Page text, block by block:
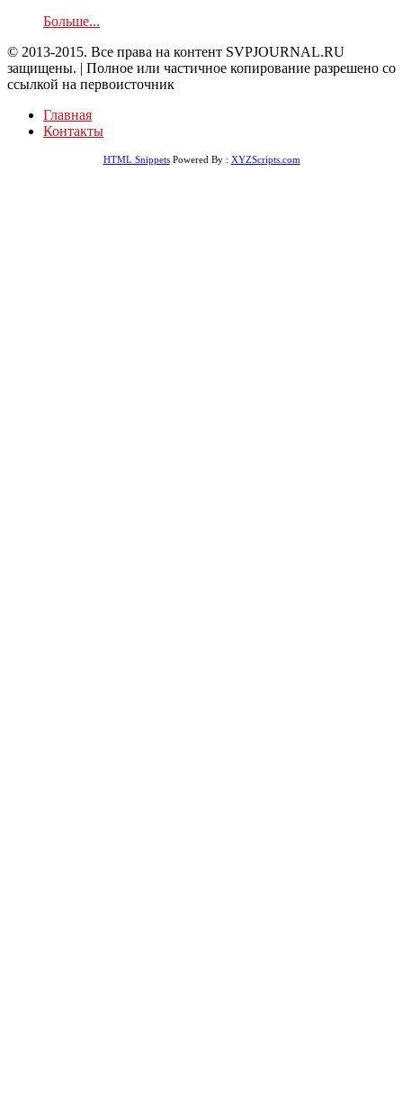
Больше...
© 2013-2015. Все права на контент SVPJOURNAL.RU
защищены. | Полное или частичное копирование разрешено со
ссылкой на первоисточник
Главная
Контакты
HTML SnippetsPowered By : XYZScripts.com